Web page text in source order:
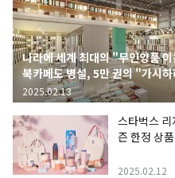
나라에 세계 최대의 "무인양품
북카페도 병설, 5만 권의 "가시
2025.02.13
스타벅스
즌 한정 상
2025.02.12